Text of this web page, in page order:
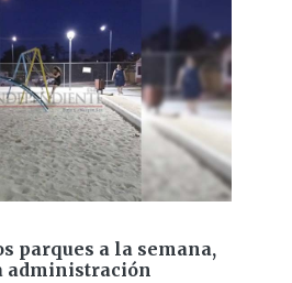
parques a la semana,
administración